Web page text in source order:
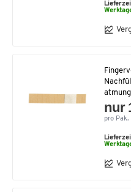
nur
pro Pak.